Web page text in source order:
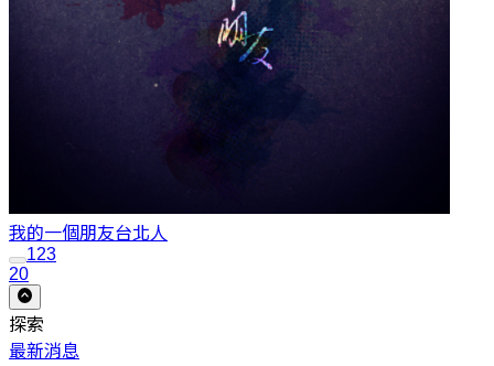
我的一個朋友台北人
123
20
探索
最新消息